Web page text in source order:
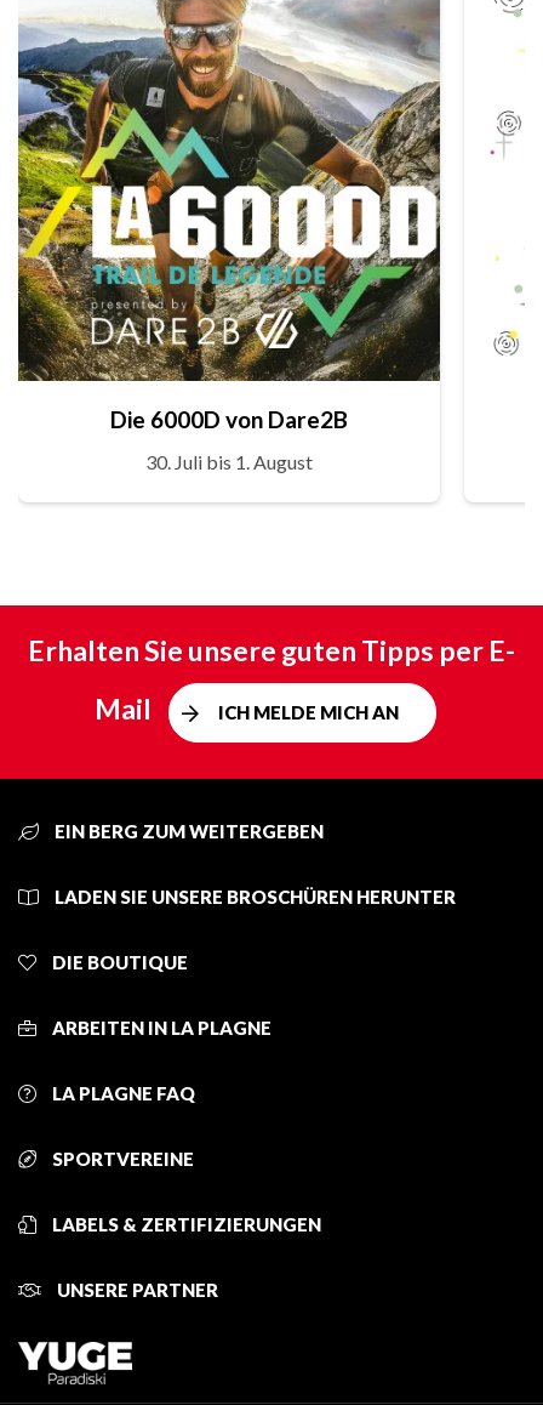
Die 6000D von Dare2B
30. Juli bis 1. August
Erhalten Sie unsere guten Tipps per E-
Mail
ICH MELDE MICH AN
EIN BERG ZUM WEITERGEBEN
LADEN SIE UNSERE BROSCHÜREN HERUNTER
DIE BOUTIQUE
ARBEITEN IN LA PLAGNE
LA PLAGNE FAQ
SPORTVEREINE
LABELS & ZERTIFIZIERUNGEN
UNSERE PARTNER